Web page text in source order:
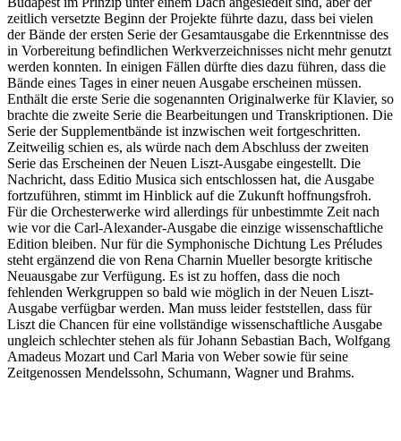
zeitlich versetzte Beginn der Projekte führte dazu, dass bei vielen
der Bände der ersten Serie der Gesamtausgabe die Erkenntnisse des
in Vorbereitung befindlichen Werkverzeichnisses nicht mehr genutzt
werden konnten. In einigen Fällen dürfte dies dazu führen, dass die
Bände eines Tages in einer neuen Ausgabe erscheinen müssen.
Enthält die erste Serie die sogenannten Originalwerke für Klavier, so
brachte die zweite Serie die Bearbeitungen und Transkriptionen. Die
Serie der Supplementbände ist inzwischen weit fortgeschritten.
Zeitweilig schien es, als würde nach dem Abschluss der zweiten
Serie das Erscheinen der Neuen Liszt-Ausgabe eingestellt. Die
Nachricht, dass Editio Musica sich entschlossen hat, die Ausgabe
fortzuführen, stimmt im Hinblick auf die Zukunft hoffnungsfroh.
Für die Orchesterwerke wird allerdings für unbestimmte Zeit nach
wie vor die Carl-Alexander-Ausgabe die einzige wissenschaftliche
Edition bleiben. Nur für die Symphonische Dichtung Les Préludes
steht ergänzend die von Rena Charnin Mueller besorgte kritische
Neuausgabe zur Verfügung. Es ist zu hoffen, dass die noch
fehlenden Werkgruppen so bald wie möglich in der Neuen Liszt-
Ausgabe verfügbar werden. Man muss leider feststellen, dass für
Liszt die Chancen für eine vollständige wissenschaftliche Ausgabe
ungleich schlechter stehen als für Johann Sebastian Bach, Wolfgang
Amadeus Mozart und Carl Maria von Weber sowie für seine
Zeitgenossen Mendelssohn, Schumann, Wagner und Brahms.